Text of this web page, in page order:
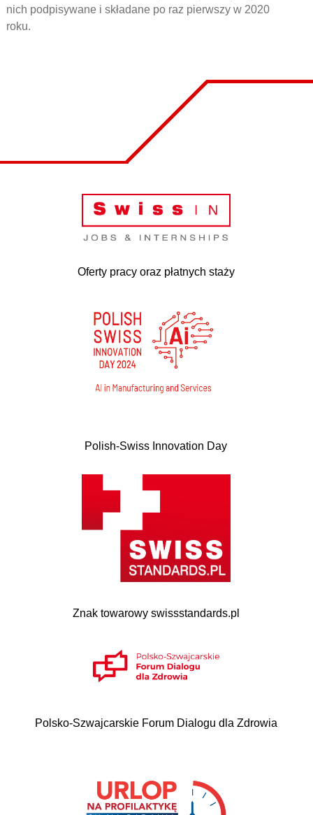
nich podpisywane i składane po raz pierwszy w 2020
roku.
Oferty pracy oraz płatnych staży
Polish-Swiss Innovation Day
Znak towarowy swissstandards.pl
Polsko-Szwajcarskie Forum Dialogu dla Zdrowia